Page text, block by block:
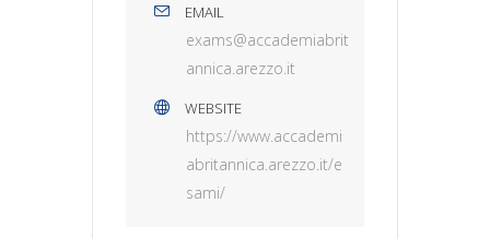
EMAIL
exams@accademiabrit
annica.arezzo.it
WEBSITE
https://www.accademi
abritannica.arezzo.it/e
sami/